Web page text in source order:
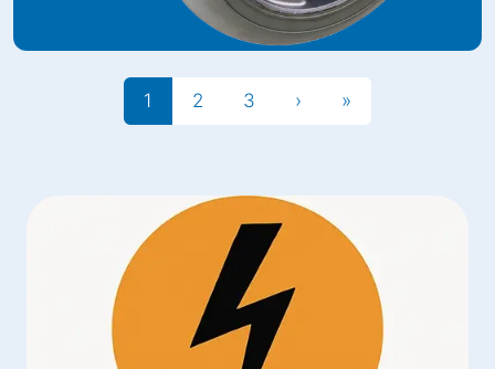
1 2 3 › »